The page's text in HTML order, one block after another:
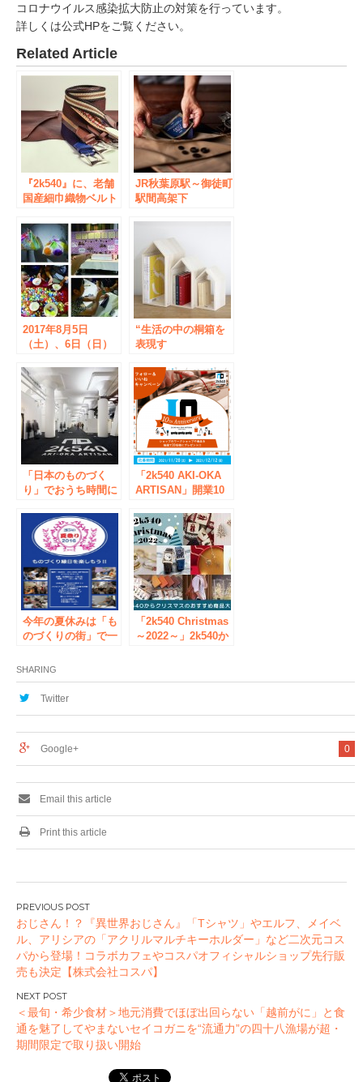
コロナウイルス感染拡大防止の対策を行っています。
詳しくは公式HPをご覧ください。
Related Article
『2k540』に、老舗
国産細巾織物ベルト
BRAND』1号店
2021年10月23日(土)
オープン！
JR秋葉原駅～御徒町
駅間高架下
『EDO COAT』初の
実店舗が 2021年8月
19日㈭オープン！
2017年8月5日
（土）、6日（日）
縁日”開催！
“生活の中の桐箱を
表現す
タス）』JR秋葉原駅
～御徒町駅間高架下
ものづくりの商業施
設『2k540』に6月4
日㈯オープン
「日本のものづく
り」でおうち時間に
オンライン販売のご
案内
「2k540 AKI-OKA
ARTISAN」開業10
『創業祭10th
Anniversary』開催
決定！
今年の夏休みは「も
のづくりの街」で一
くり縁日」を体
験！ 8月6日（土）
7日（日） 2k540夏
「2k540 Christmas
～2022～」2k540か
SHARING
Twitter
0
Google+
Email this article
Print this article
投
稿
ナ
ビ
ゲ
ー
シ
ョ
おじさん！？『異世界おじさん』「Tシャツ」やエルフ、メイベ
ル、アリシアの「アクリルマルチキーホルダー」など二次元コス
パから登場！コラボカフェやコスパオフィシャルショップ先行販
売も決定【株式会社コスパ】
＜最旬・希少食材＞地元消費でほぼ出回らない「越前がに」と食
通を魅了してやまないセイコガニを“流通力”の四十八漁場が超・
期間限定で取り扱い開始